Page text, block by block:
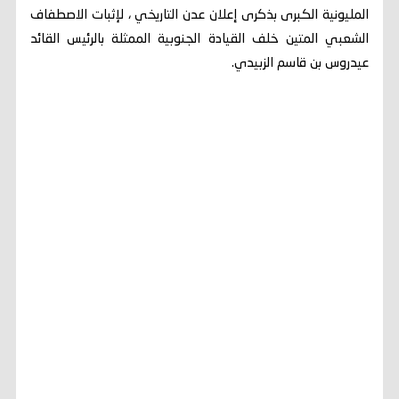
المليونية الكبرى بذكرى إعلان عدن التاريخي ، لإثبات الاصطفاف
الشعبي المتين خلف القيادة الجنوبية الممثلة بالرئيس القائد
عيدروس بن قاسم الزبيدي.